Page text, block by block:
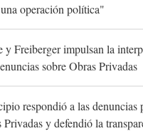
operación política"
y Freiberger impulsan la
sobre Obras Privadas
respondió a las denuncias
Privadas y defendió la